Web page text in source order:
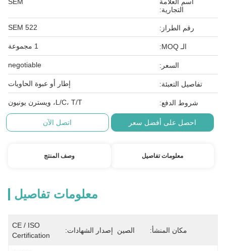
التجارية:
رقم الطراز: SEM 522
الـ MOQ: 1 مجموعة
السعر: negotiable
تفاصيل التعبئة: إطار أو عبوة الحاويات
شروط الدفع: L/C، T/T، ويسترن يونيون
احصل على أفضل سعر اتصل الآن
معلومات تفاصيل وصف المنتج
معلومات تفاصيل
مكان المنشأ: الصين إصدار الشهادات:
CE / ISO
Certification